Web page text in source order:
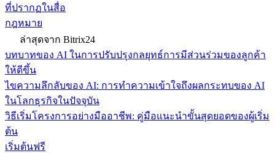
ที่ปรากฏในสื่อ
กฎหมาย
ล่าสุดจาก Bitrix24
บทบาทของ AI ในการปรับปรุงกลยุทธ์การมีส่วนร่วมของลูกค้า
ให้ดีขึ้น
ไขความลึกลับของ AI: การทำความเข้าใจถึงผลกระทบของ AI
ในโลกธุรกิจในปัจจุบัน
วิธีเริ่มโครงการอย่างมืออาชีพ: คู่มือแนะนำขั้นสุดยอดของผู้เริ่ม
ต้น
เริ่มต้นฟรี